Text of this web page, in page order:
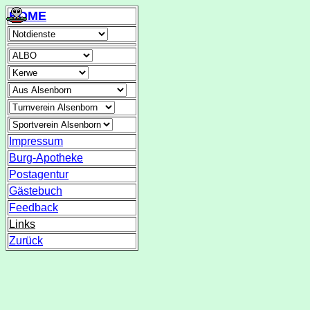
HOME
Impressum
Burg-Apotheke
Postagentur
Gästebuch
Feedback
Links
Zurück